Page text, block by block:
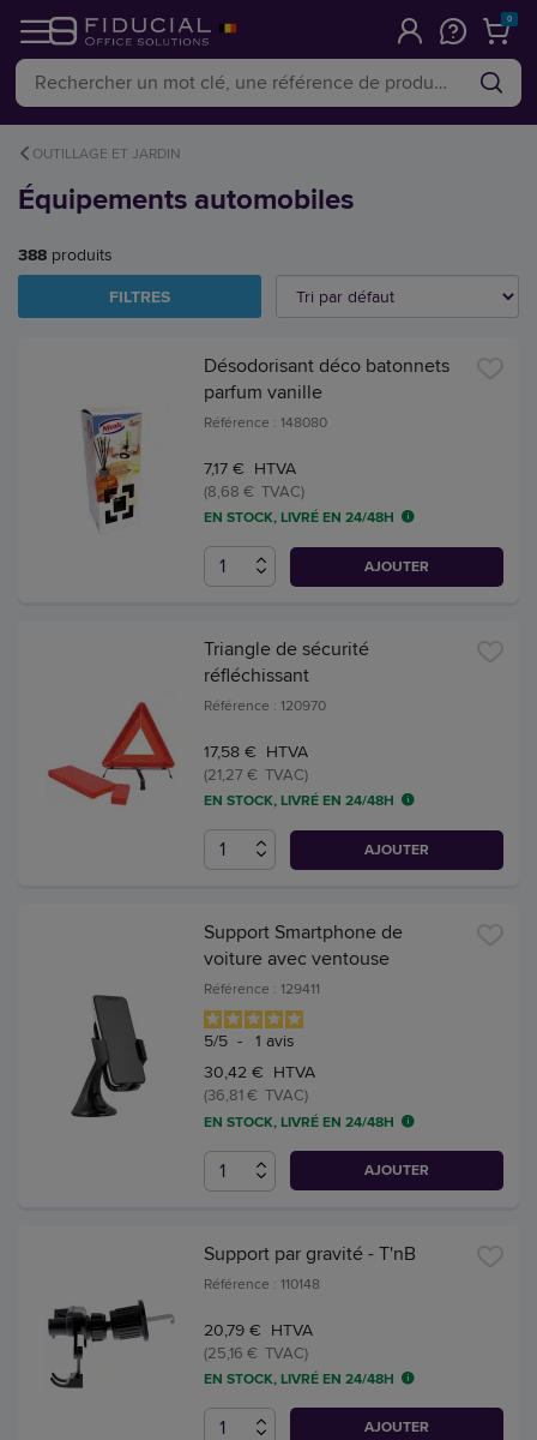
0
OUTILLAGE ET JARDIN
Équipements automobiles
388 produits
FILTRES
Désodorisant déco batonnets
parfum vanille
Référence : 148080
7,17 € HTVA
(8,68 € TVAC)
EN STOCK, LIVRÉ EN 24/48H
AJOUTER
Triangle de sécurité
réfléchissant
Référence : 120970
17,58 € HTVA
(21,27 € TVAC)
EN STOCK, LIVRÉ EN 24/48H
AJOUTER
Support Smartphone de
voiture avec ventouse
Référence : 129411
5/5 - 1 avis
30,42 € HTVA
(36,81 € TVAC)
EN STOCK, LIVRÉ EN 24/48H
AJOUTER
Support par gravité - T'nB
Référence : 110148
20,79 € HTVA
(25,16 € TVAC)
EN STOCK, LIVRÉ EN 24/48H
AJOUTER